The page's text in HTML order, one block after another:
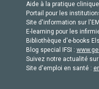
Aide à la pratique
Portail pour les
Site d'information sur
E-learning pour les
Bibliothèque d'e-books
Blog special IFSI :
Suivez notre actualité
Site d'emploi en santé :